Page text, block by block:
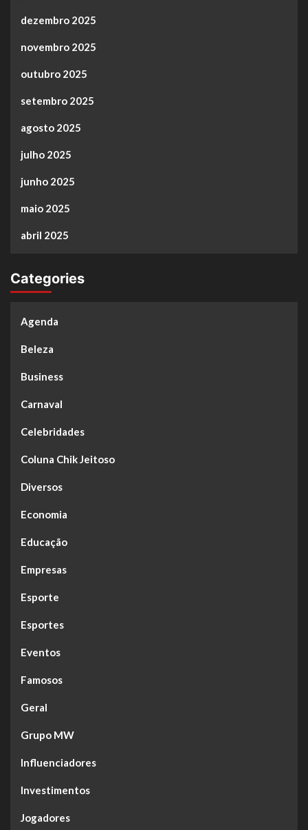
dezembro 2025
novembro 2025
outubro 2025
setembro 2025
agosto 2025
julho 2025
junho 2025
maio 2025
abril 2025
Categories
Agenda
Beleza
Business
Carnaval
Celebridades
Coluna Chik Jeitoso
Diversos
Economia
Educação
Empresas
Esporte
Esportes
Eventos
Famosos
Geral
Grupo MW
Influenciadores
Investimentos
Jogadores